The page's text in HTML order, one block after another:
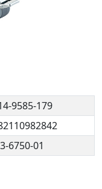
9585-179
3-6750-01